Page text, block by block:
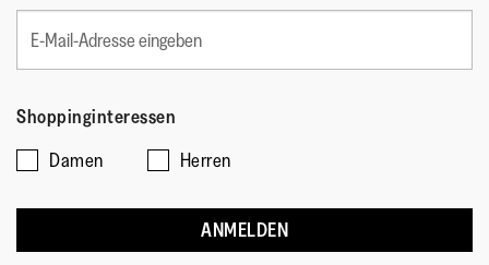
Shoppinginteressen
Damen
Herren
ANMELDEN